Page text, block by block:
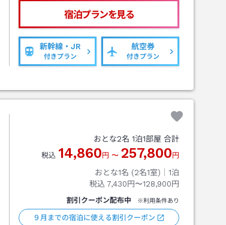
宿泊プランを見る
新幹線・JR
付きプラン
航空券
付きプラン
おとな2名 1泊1部屋 合計
税込 14,860 円 〜 257,800 円
おとな1名 (2名1室)｜ 1泊
税込 7,430円〜128,900円
割引クーポン配布中 ※利用条件あり
９月までの宿泊に使える割引クーポン